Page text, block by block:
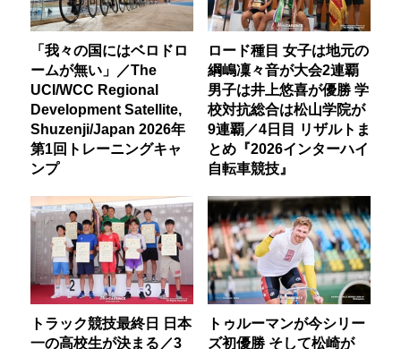
「我々の国にはベロドロ
ームが無い」／The
UCI/WCC Regional
Development Satellite,
Shuzenji/Japan 2026年
第1回トレーニングキャ
ンプ
ロード種目 女子は地元の
綱嶋凜々音が大会2連覇
男子は井上悠喜が優勝 学
校対抗総合は松山学院が
9連覇／4日目 リザルトま
とめ『2026インターハイ
自転車競技』
トラック競技最終日 日本
一の高校生が決まる／3
トゥルーマンが今シリー
ズ初優勝 そして松崎が